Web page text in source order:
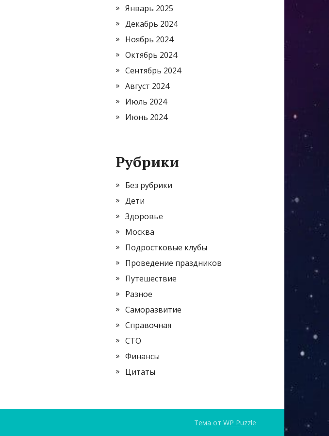
Январь 2025
Декабрь 2024
Ноябрь 2024
Октябрь 2024
Сентябрь 2024
Август 2024
Июль 2024
Июнь 2024
Рубрики
Без рубрики
Дети
Здоровье
Москва
Подростковые клубы
Проведение праздников
Путешествие
Разное
Саморазвитие
Справочная
СТО
Финансы
Цитаты
Тема от WP Puzzle